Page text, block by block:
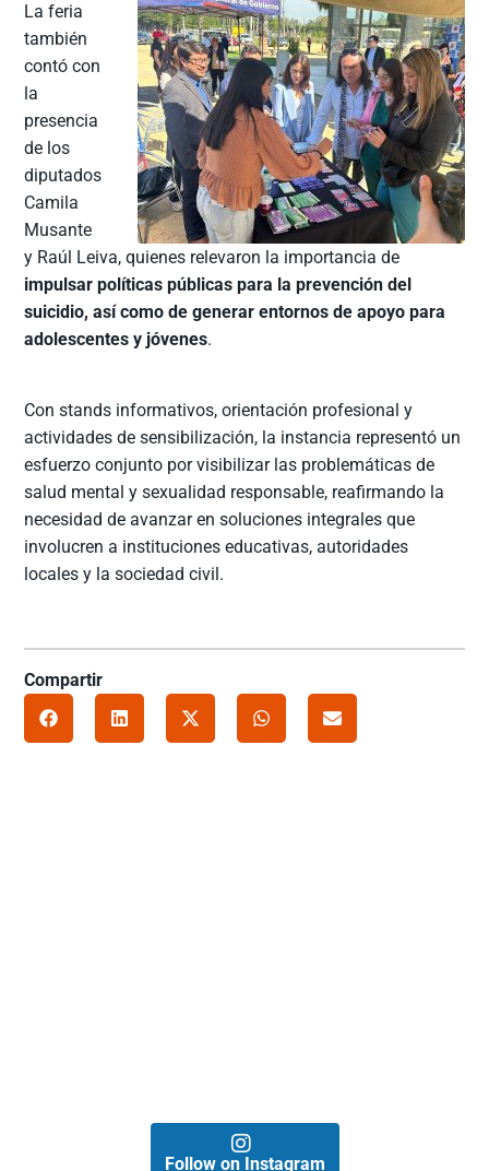
La feria
también
contó con
la
presencia
de los
diputados
Camila
Musante
y Raúl Leiva, quienes relevaron la importancia de
impulsar políticas públicas para la prevención del
suicidio, así como de generar entornos de apoyo para
adolescentes y jóvenes.
Con stands informativos, orientación profesional y
actividades de sensibilización, la instancia representó un
esfuerzo conjunto por visibilizar las problemáticas de
salud mental y sexualidad responsable, reafirmando la
necesidad de avanzar en soluciones integrales que
involucren a instituciones educativas, autoridades
locales y la sociedad civil.
Compartir
Follow on Instagram